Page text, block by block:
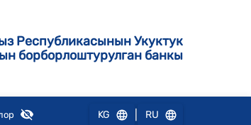
Республикасынын Укуктук
борборлоштурулган банкы
KG RU